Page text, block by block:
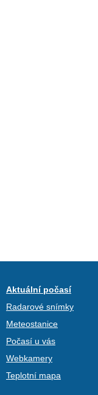
Aktuální počasí
Radarové snímky
Meteostanice
Počasí u vás
Webkamery
Teplotní mapa